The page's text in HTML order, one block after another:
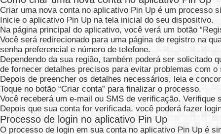
Criar uma nova conta no aplicativo Pin Up é um processo
Inicie o aplicativo Pin Up na tela inicial do seu dispositivo.
Na página principal do aplicativo, você verá um botão
Você será redirecionado para uma página de registro na
senha preferencial e número de telefone.
Dependendo da sua região, também poderá ser
de fornecer detalhes precisos para evitar problemas com o
Depois de preencher os detalhes necessários, leia e
Toque no botão “Criar conta” para finalizar o processo.
Você receberá um e-mail ou SMS de verificação.
Depois que sua conta for verificada, você poderá fazer
Processo de login no aplicativo Pin Up
O processo de login em sua conta no aplicativo Pin Up é